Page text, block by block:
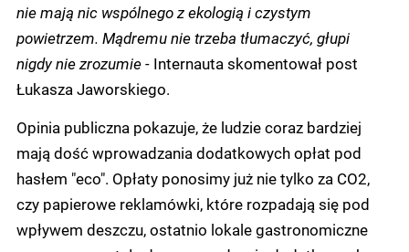
nie mają nic wspólnego z ekologią i czystym
powietrzem. Mądremu nie trzeba tłumaczyć, głupi
nigdy nie zrozumie - Internauta skomentował post
Łukasza Jaworskiego.
Opinia publiczna pokazuje, że ludzie coraz bardziej
mają dość wprowadzania dodatkowych opłat pod
hasłem "eco". Opłaty ponosimy już nie tylko za CO2,
czy papierowe reklamówki, które rozpadają się pod
wpływem deszczu, ostatnio lokale gastronomiczne